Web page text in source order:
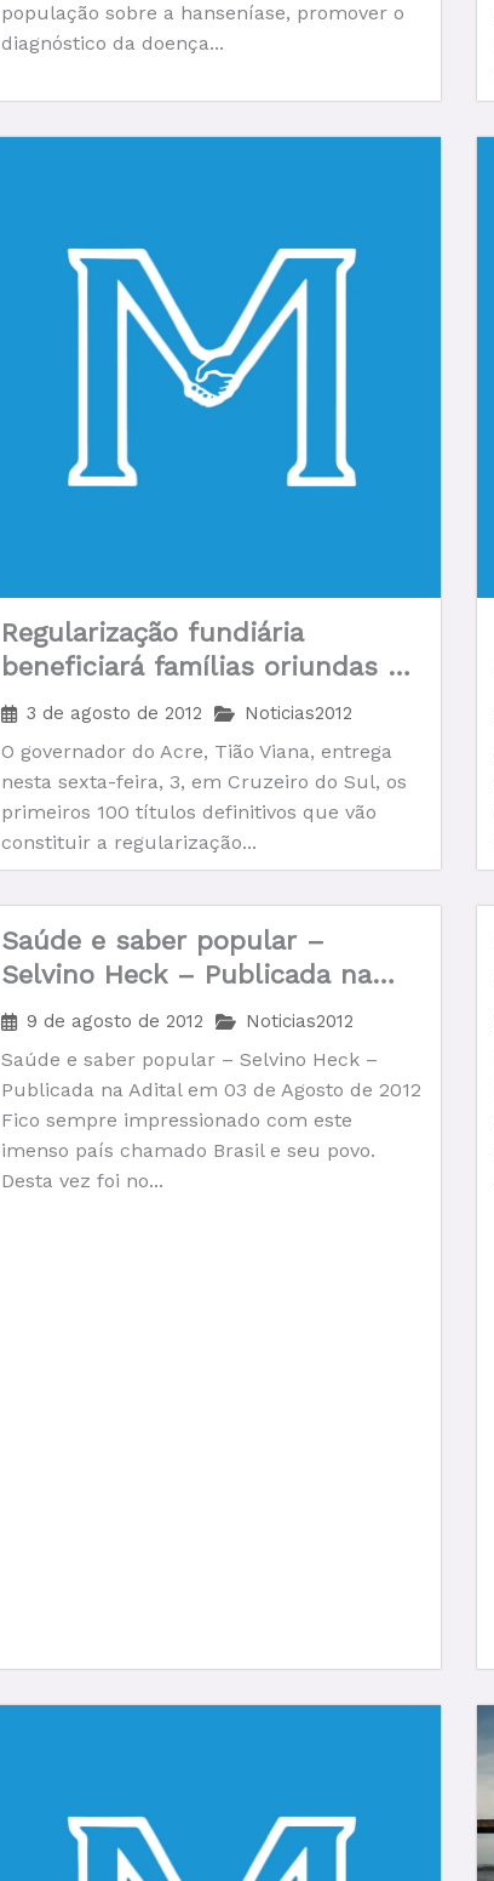
população sobre a hanseníase, promover o
diagnóstico da doença...
Regularização fundiária
beneficiará famílias oriundas de
colônia de portadores da
3 de agosto de 2012 Noticias2012
O governador do Acre, Tião Viana, entrega
nesta sexta-feira, 3, em Cruzeiro do Sul, os
primeiros 100 títulos definitivos que vão
constituir a regularização...
Saúde e saber popular –
Selvino Heck – Publicada na
Adital em 03 de Agosto de 2012
9 de agosto de 2012 Noticias2012
Saúde e saber popular – Selvino Heck –
Publicada na Adital em 03 de Agosto de 2012
Fico sempre impressionado com este
imenso país chamado Brasil e seu povo.
Desta vez foi no...